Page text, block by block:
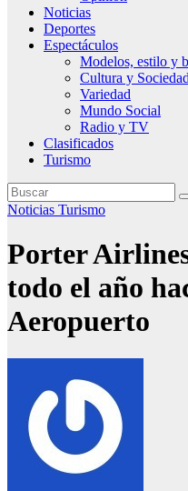
Noticias
Deportes
Espectáculos
Modelos, estilo y
Cultura y Sociedad
Variedad
Mundo Social
Radio y TV
Clasificados
Turismo
Noticias Turismo
Porter
todo el año
Aeropuerto